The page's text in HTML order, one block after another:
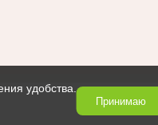
удобства.
Принимаю